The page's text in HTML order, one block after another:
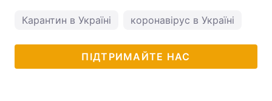
Карантин в Україні коронавірус в Україні
ПІДТРИМАЙТЕ НАС